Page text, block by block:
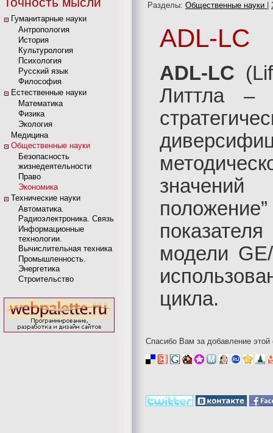
Гуманитарные науки
Антропология
История
Культурология
Психология
Русский язык
Философия
Естественные науки
Математика
Физика
Экология
Медицина
Общественные науки
Безопасность
жизнедеятельности
Право
Экономика
Технические науки
Автоматика.
Радиоэлектроника. Связь
Информационные
технологии.
Вычислительная техника
Промышленность.
Энергетика
Строительство
Разделы: Общественные науки
ADL-LC
ADL-LC
Литтла –
значений
модели
цикла.
Спасибо Вам за добавление этой